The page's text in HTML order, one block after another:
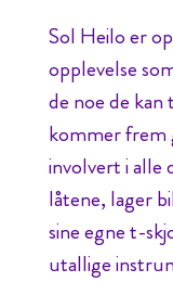
Sol Heilo er
opplevelse
de noe de kan
kommer frem
involvert i alle
låtene, lager
sine egne t-
utallige